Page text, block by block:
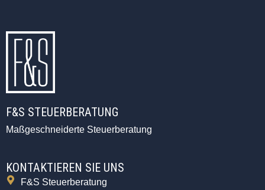
F&S STEUERBERATUNG
Maßgeschneiderte Steuerberatung
KONTAKTIEREN SIE UNS
F&S Steuerberatung